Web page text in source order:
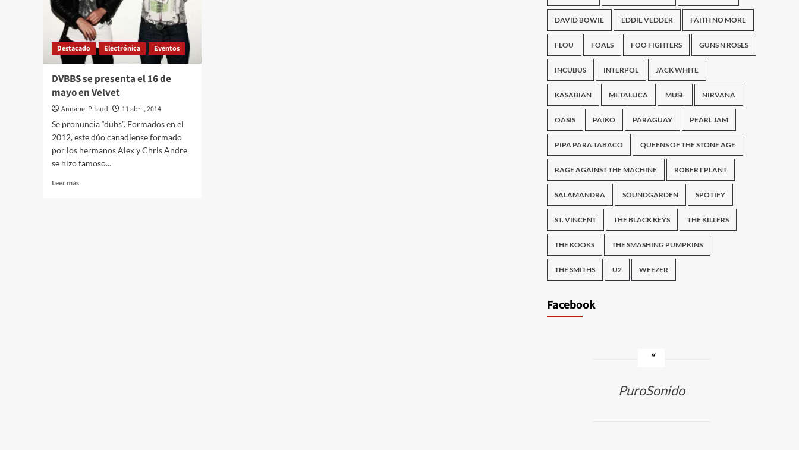
Destacado Electrónica Eventos
DVBBS se presenta el 16 de
mayo en Velvet
Annabel Pitaud
11 abril, 2014
Se pronuncia “dubs”. Formados en el
2012, este dúo canadiense formado
por los hermanos Alex y Chris Andre
se hizo famoso...
Leer másLeer
DAVID BOWIE EDDIE VEDDER FAITH NO MORE
FLOU FOALS FOO FIGHTERS GUNS N ROSES
INCUBUS INTERPOL JACK WHITE
KASABIAN METALLICA MUSE NIRVANA
OASIS PAIKO PARAGUAY PEARL JAM
PIPA PARA TABACO QUEENS OF THE STONE AGE
RAGE AGAINST THE MACHINE ROBERT PLANT
SALAMANDRA SOUNDGARDEN SPOTIFY
ST. VINCENT THE BLACK KEYS THE KILLERS
THE KOOKS THE SMASHING PUMPKINS
THE SMITHS U2 WEEZER
Facebook
PuroSonido